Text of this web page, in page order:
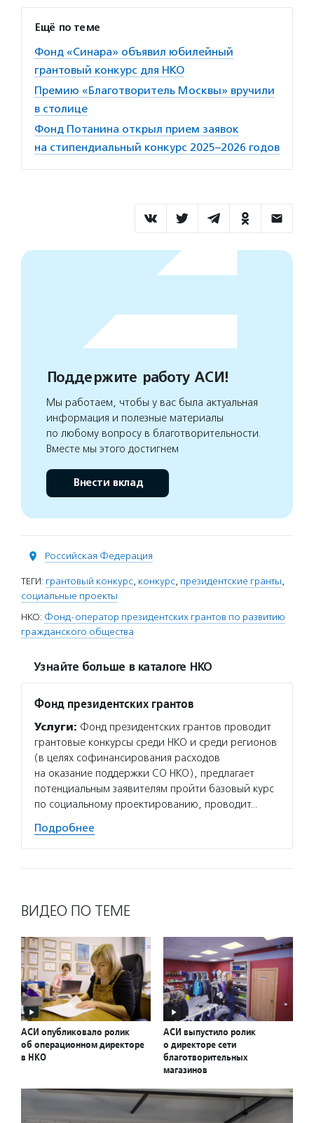
Ещё по теме
Фонд «Синара» объявил юбилейный
грантовый конкурс для НКО
Премию «Благотворитель Москвы» вручили
в столице
Фонд Потанина открыл прием заявок
на стипендиальный конкурс 2025–2026 годов
Поддержите работу АСИ!
Мы работаем, чтобы у вас была актуальная
информация и полезные материалы
по любому вопросу в благотворительности.
Вместе мы этого достигнем
Внести вклад
Российская Федерация
ТЕГИ: грантовый конкурс, конкурс, президентские гранты,
социальные проекты
НКО: Фонд-оператор президентских грантов по развитию
гражданского общества
Узнайте больше в каталоге НКО
Фонд президентских грантов
Услуги: Фонд президентских грантов проводит
грантовые конкурсы среди НКО и среди регионов
(в целях софинансирования расходов
на оказание поддержки СО НКО), предлагает
потенциальным заявителям пройти базовый курс
по социальному проектированию, проводит…
Подробнее
ВИДЕО ПО ТЕМЕ
АСИ опубликовало ролик
об операционном директоре
в НКО
АСИ выпустило ролик
о директоре сети
благотворительных
магазинов